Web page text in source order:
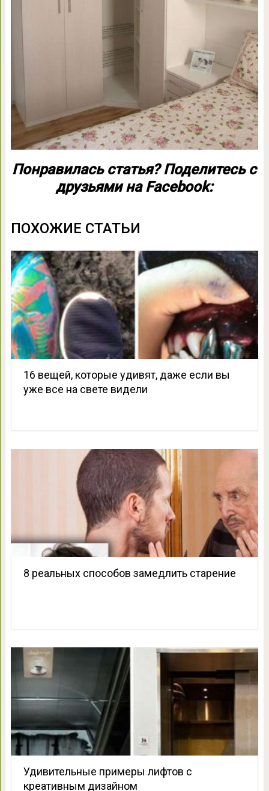
Понравилась статья? Поделитесь с
друзьями на Facebook:
ПОХОЖИЕ СТАТЬИ
16 вещей, которые удивят, даже если вы
уже все на свете видели
8 реальных способов замедлить старение
Удивительные примеры лифтов с
креативным дизайном